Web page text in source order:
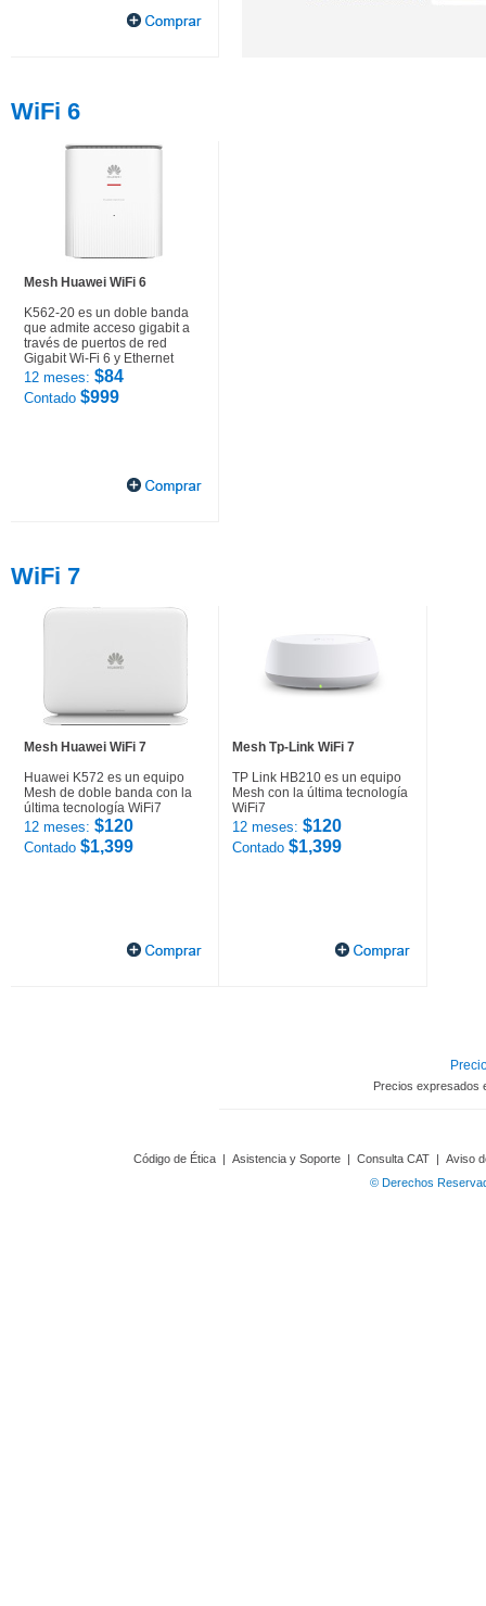
WiFi 6
Mesh Huawei WiFi 6
K562-20 es un doble banda
que admite acceso gigabit a
través de puertos de red
Gigabit Wi-Fi 6 y Ethernet
12 meses: $84
Contado $999
WiFi 7
Mesh Huawei WiFi 7
Huawei K572 es un equipo
Mesh de doble banda con la
última tecnología WiFi7
12 meses: $120
Contado $1,399
Mesh Tp-Link WiFi 7
TP Link HB210 es un equipo
Mesh con la última tecnología
WiFi7
12 meses: $120
Contado $1,399
Precios expresados
Código de Ética | Asistencia y Soporte | Consulta CAT | Aviso
© Derechos